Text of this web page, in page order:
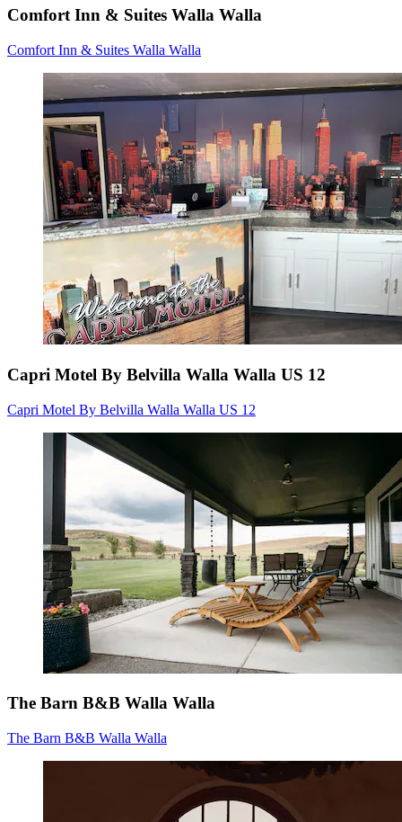
Comfort Inn & Suites Walla Walla
Comfort Inn & Suites Walla Walla
Capri Motel By Belvilla Walla Walla US 12
Capri Motel By Belvilla Walla Walla US 12
The Barn B&B Walla Walla
The Barn B&B Walla Walla